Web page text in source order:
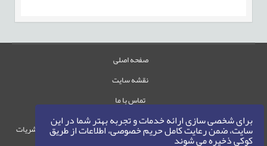
برای شخصی سازی ارائه خدمات و تجربه بهتر شما در این
سایت، ضمن رعایت کامل حریم خصوصی، اطلاعات از طریق
کوکی ذخیره می شوند
صفحه اصلی
نقشه سایت
تماس با ما
حقوق این وب‌سایت متعلق به سامانه مدیریت نشریات